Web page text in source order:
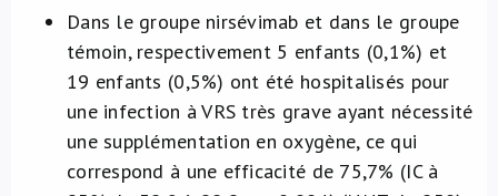
Dans le groupe nirsévimab et dans le groupe
témoin, respectivement 5 enfants (0,1%) et
19 enfants (0,5%) ont été hospitalisés pour
une infection à VRS très grave ayant nécessité
une supplémentation en oxygène, ce qui
correspond à une efficacité de 75,7% (IC à